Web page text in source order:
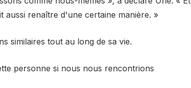
aussi renaître d'une certaine manière. »
similaires tout au long de sa vie.
personne si nous nous rencontrions